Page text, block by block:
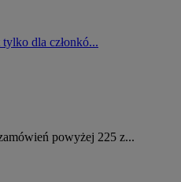
dla członkó...
powyżej 225 z...